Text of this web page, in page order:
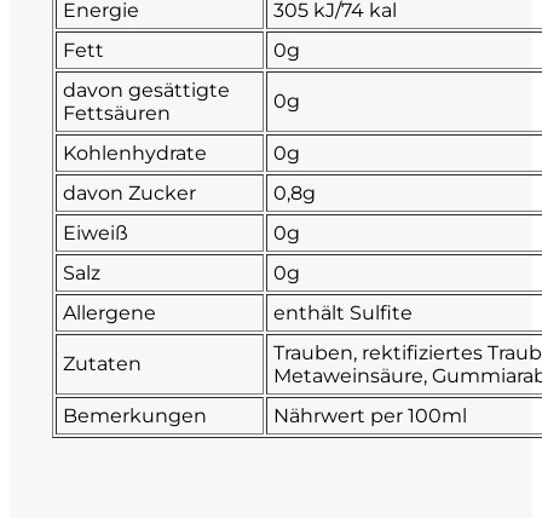
Energie
305 kJ/74 kal
Fett
0g
davon gesättigte
Fettsäuren
0g
Kohlenhydrate
0g
davon Zucker
0,8g
Eiweiß
0g
Salz
0g
Allergene
enthält Sulfite
Zutaten
Trauben, rektifiziertes
Metaweinsäure,
Bemerkungen
Nährwert per 100ml
Numa
Palmento Costanzo
Pelissero
Petra
Pinino
Poderi di Lea
Poggio Argentiera